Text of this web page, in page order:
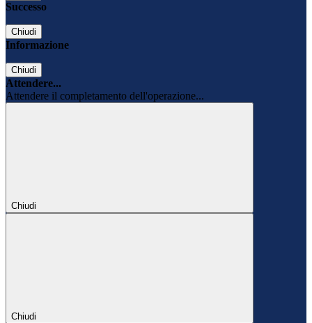
Successo
Chiudi
Informazione
Chiudi
Attendere...
Attendere il completamento dell'operazione...
Chiudi
Chiudi